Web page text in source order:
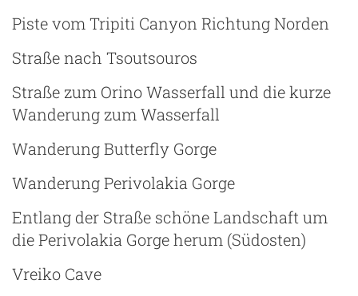
Piste vom Tripiti Canyon Richtung Norden
Straße nach Tsoutsouros
Straße zum Orino Wasserfall und die kurze
Wanderung zum Wasserfall
Wanderung Butterfly Gorge
Wanderung Perivolakia Gorge
Entlang der Straße schöne Landschaft um
die Perivolakia Gorge herum (Südosten)
Vreiko Cave